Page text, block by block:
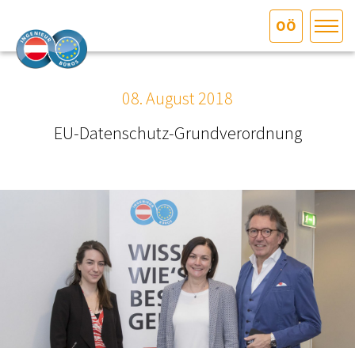
OÖ
INTERESSEN­VERTRETUNG
MITGLIEDER­VERZEICHNIS
SERVICE
KONTAKT
08. August 2018
EU-Datenschutz-Grundverordnung